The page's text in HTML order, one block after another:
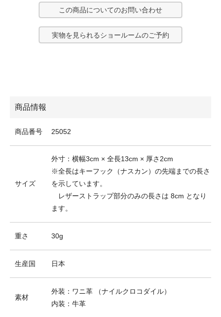
この商品についてのお問い合わせ
実物を見られるショールームのご予約
商品情報
商品番号 25052
サイズ
外寸：横幅3cm × 全長13cm × 厚さ2cm
※全長はキーフック（ナスカン）の先端までの長さ
を示しています。
レザーストラップ部分のみの長さは 8cm となり
ます。
重さ 30g
生産国 日本
素材
外装：ワニ革 （ナイルクロコダイル）
内装：牛革